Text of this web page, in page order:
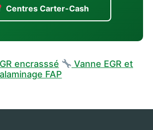
Centres Carter-Cash
encrasssé
Vanne EGR et
FAP